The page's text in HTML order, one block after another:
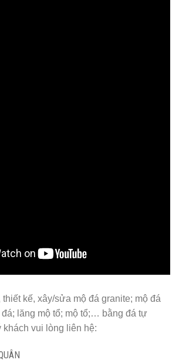
kế, xây/sửa mộ đá granite; mộ đá
lăng mộ tổ; mộ tổ;… bằng đá tự
khách vui lòng liên hệ: